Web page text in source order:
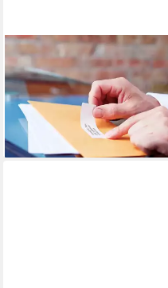
DYMO
Etiketten Rollenetiketten,89
mm x 36 mm, permanent
S0722390
ab 204,99 €
lieferbar - in 2-3 Werktagen bei dir